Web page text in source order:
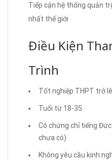
Tiếp cận hệ thống quản
nhất thế giới
Điều Kiện
Trình
Tốt nghiệp THPT trở
Tuổi từ 18-35
Có chứng chỉ tiếng
chưa có)
Không yêu cầu kinh